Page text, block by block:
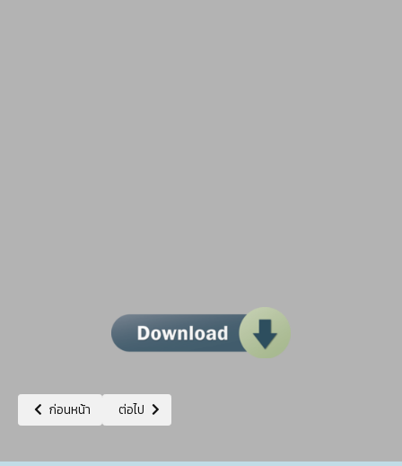
เนื้อหาก่อนหน้า: เผยแพร่แผนการจัดซื้อจัดจ้าง ประจำปีงบประมาณ พ.ศ
ก่อนหน้า เนื้อหาถัดไป: แผนการจัดซื้อจัดจ้าง ประจำปีงบประมาณ พ.
ต่อไป